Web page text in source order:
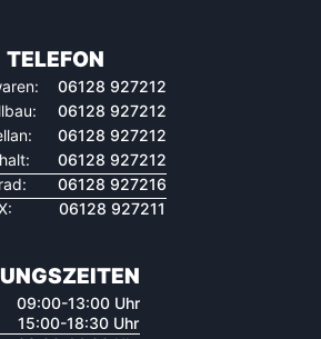
TELEFON
06128 927212
06128 927212
06128 927212
06128 927212
06128 927216
06128 927211
09:00-13:00 Uhr
15:00-18:30 Uhr